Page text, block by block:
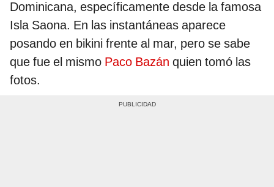
Dominicana, específicamente desde la famosa
Isla Saona. En las instantáneas aparece
posando en bikini frente al mar, pero se sabe
que fue el mismo Paco Bazán quien tomó las
fotos.